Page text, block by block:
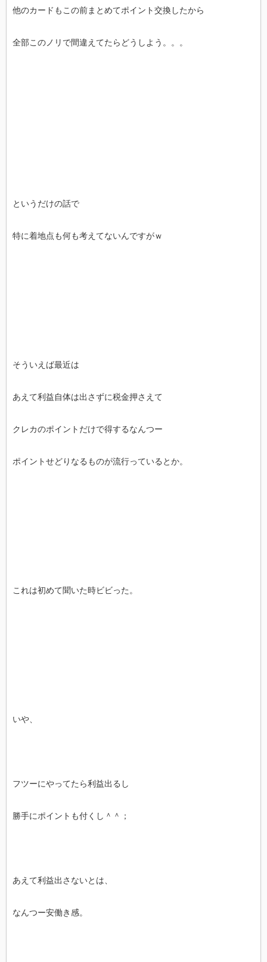
他のカードもこの前まとめてポイント交換したから
全部このノリで間違えてたらどうしよう。。。
というだけの話で
特に着地点も何も考えてないんですがｗ
そういえば最近は
あえて利益自体は出さずに税金押さえて
クレカのポイントだけで得するなんつー
ポイントせどりなるものが流行っているとか。
これは初めて聞いた時ビビった。
いや、
フツーにやってたら利益出るし
勝手にポイントも付くし＾＾；
あえて利益出さないとは、
なんつー安働き感。